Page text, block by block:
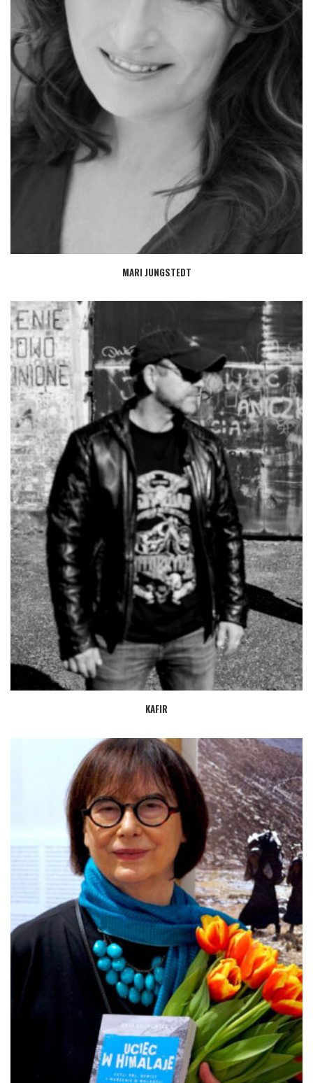
MARI JUNGSTEDT
KAFIR